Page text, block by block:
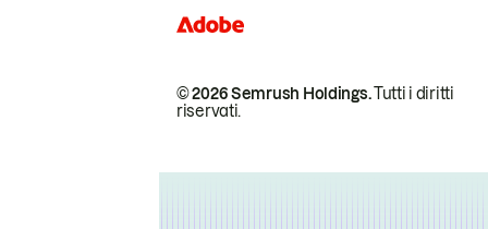
© 2026 Semrush Holdings.Tutti i diritti
riservati.